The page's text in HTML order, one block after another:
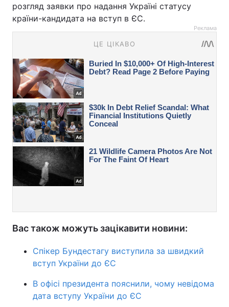
розгляд заявки про надання Україні статусу
країни-кандидата на вступ в ЄС.
Реклама
Вас також можуть зацікавити новини:
Спікер Бундестагу виступила за швидкий
вступ України до ЄС
В офісі президента пояснили, чому невідома
дата вступу України до ЄС